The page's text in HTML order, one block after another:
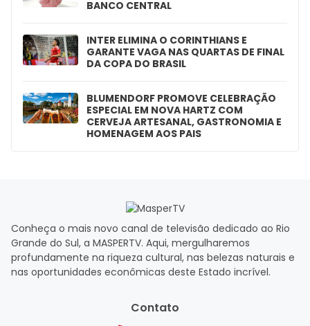
BANCO CENTRAL
INTER ELIMINA O CORINTHIANS E
GARANTE VAGA NAS QUARTAS DE FINAL
DA COPA DO BRASIL
BLUMENDORF PROMOVE CELEBRAÇÃO
ESPECIAL EM NOVA HARTZ COM
CERVEJA ARTESANAL, GASTRONOMIA E
HOMENAGEM AOS PAIS
Conheça o mais novo canal de televisão dedicado ao Rio
Grande do Sul, a MASPERTV. Aqui, mergulharemos
profundamente na riqueza cultural, nas belezas naturais e
nas oportunidades econômicas deste Estado incrível.
Contato